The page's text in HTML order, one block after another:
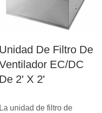
Unidad De Filtro De
EC/DC
De 2' X 2'
La unidad de filtro de